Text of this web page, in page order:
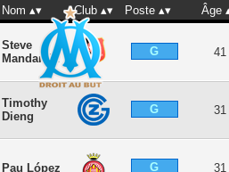
Nom Club Poste Âge
Steve
Mandanda
G 41
Timothy
Dieng
G 31
Pau López G 31